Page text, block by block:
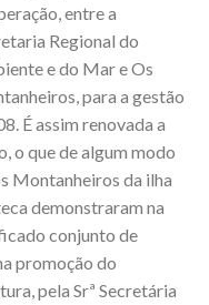
entre a
Regional do
e do Mar e Os
para a gestão
É assim renovada a
o que de algum modo
Montanheiros da ilha
demonstraram na
conjunto de
promoção do
pela Srª Secretária